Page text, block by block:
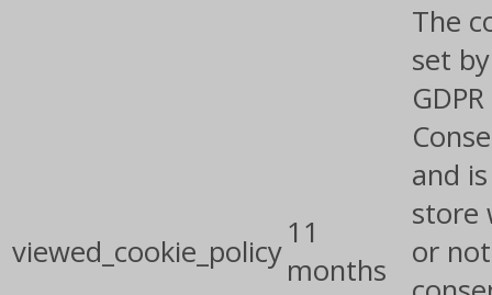
viewed_cookie_policy
11
months
The
set
and
store
or